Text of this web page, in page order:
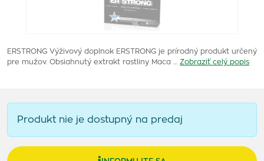
ERSTRONG Výživový doplnok ERSTRONG je prírodný produkt určený
pre mužov. Obsiahnutý extrakt rastliny Maca …
Zobraziť celý popis
Produkt nie je dostupný na predaj